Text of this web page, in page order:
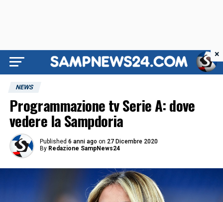
NEWS
Programmazione tv Serie A: dove
vedere la Sampdoria
Published 6 anni ago on 27 Dicembre 2020
By Redazione SampNews24
×